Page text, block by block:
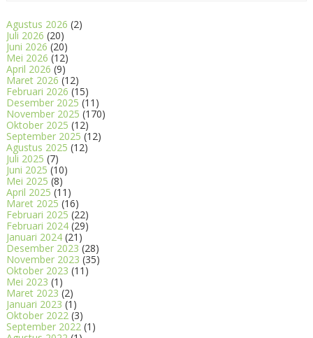
Agustus 2026 (2)
Juli 2026 (20)
Juni 2026 (20)
Mei 2026 (12)
April 2026 (9)
Maret 2026 (12)
Februari 2026 (15)
Desember 2025 (11)
November 2025 (170)
Oktober 2025 (12)
September 2025 (12)
Agustus 2025 (12)
Juli 2025 (7)
Juni 2025 (10)
Mei 2025 (8)
April 2025 (11)
Maret 2025 (16)
Februari 2025 (22)
Februari 2024(29)
Januari 2024(21)
Desember 2023 (28)
November 2023 (35)
Oktober 2023 (11)
Mei 2023 (1)
Maret 2023 (2)
Januari 2023 (1)
Oktober 2022 (3)
September 2022 (1)